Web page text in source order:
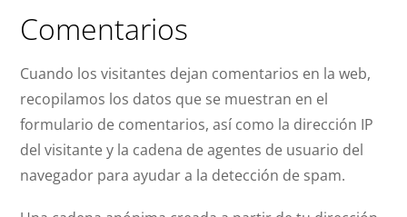
Comentarios
Cuando los visitantes dejan comentarios en la web,
recopilamos los datos que se muestran en el
formulario de comentarios, así como la dirección IP
del visitante y la cadena de agentes de usuario del
navegador para ayudar a la detección de spam.